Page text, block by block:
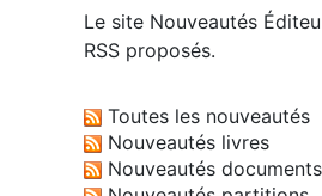
Le site Nouveautés
RSS proposés.
Toutes les nouveautés
Nouveautés livres
Nouveautés